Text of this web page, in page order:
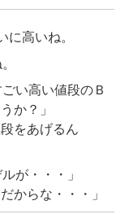
高いね。
い高い値段のＢ
か？」
をあげるん
が・・・」
からな・・・」